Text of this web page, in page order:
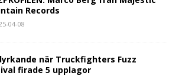
Records
04-08
när Truckfighters Fuzz
firade 5 upplagor